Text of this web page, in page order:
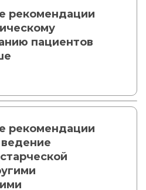
рекомендации
пациентов
рекомендации